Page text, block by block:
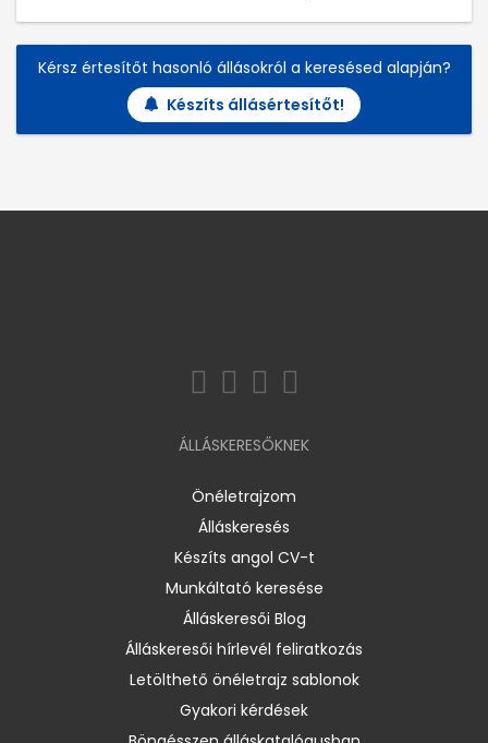
Kérsz értesítőt hasonló állásokról a keresésed alapján?
Készíts állásértesítőt!
ÁLLÁSKERESŐKNEK
Önéletrajzom
Álláskeresés
Készíts angol CV-t
Munkáltató keresése
Álláskeresői Blog
Álláskeresői hírlevél feliratkozás
Letölthető önéletrajz sablonok
Gyakori kérdések